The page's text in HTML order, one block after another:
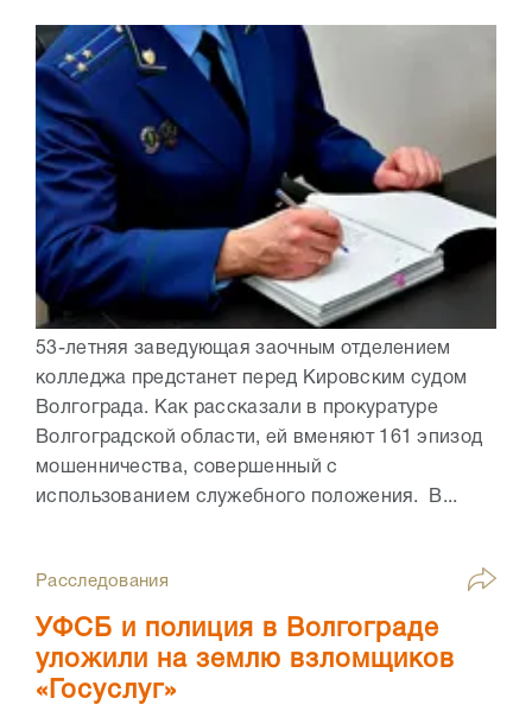
53-летняя заведующая заочным отделением
колледжа предстанет перед Кировским судом
Волгограда. Как рассказали в прокуратуре
Волгоградской области, ей вменяют 161 эпизод
мошенничества, совершенный с
использованием служебного положения. В...
Расследования
УФСБ и полиция в Волгограде
уложили на землю взломщиков
«Госуслуг»